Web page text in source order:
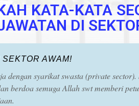
KATA-KATA
DI
SEKTOR AWAM!
dengan syarikat swasta (private
berdoa semuga Allah swt memberi